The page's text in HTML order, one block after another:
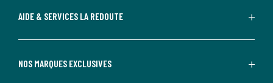
AIDE & SERVICES LA REDOUTE
NOS MARQUES EXCLUSIVES